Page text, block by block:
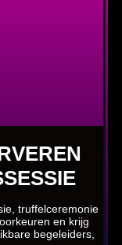
truffelceremonie
en krijg
begeleiders,